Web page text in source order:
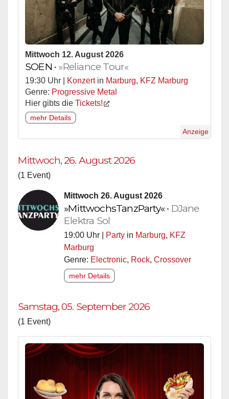
Mittwoch 12. August 2026
SOEN • »Reliance Tour«
19:30 Uhr | Konzertin Marburg, KFZ Marburg
Genre: Progressive Metal
Hier gibts die Tickets!
mehr Details
Anzeige
Mittwoch, 26. August 2026
(1 Event)
Mittwoch 26. August 2026
»MittwochsTanzParty«• DJane
Elektra Sol
19:00 Uhr | Party in Marburg, KFZ
Marburg
Genre: Electronic, Rock, Crossover
mehr Details
Samstag, 05. September 2026
(1 Event)